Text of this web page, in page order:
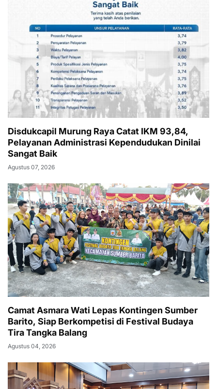
Disdukcapil Murung Raya Catat IKM 93,84,
Pelayanan Administrasi Kependudukan Dinilai
Sangat Baik
Agustus 07, 2026
Camat Asmara Wati Lepas Kontingen Sumber
Barito, Siap Berkompetisi di Festival Budaya
Tira Tangka Balang
Agustus 04, 2026